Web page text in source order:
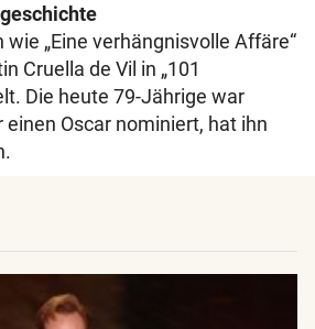
wie „Eine verhängnisvolle Affäre“
Cruella de Vil in „101
Die heute 79-Jährige war
Oscar nominiert, hat ihn